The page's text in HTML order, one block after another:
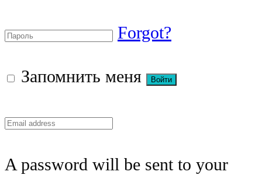
Forgot?
Запомнить меня
A password will be sent to your